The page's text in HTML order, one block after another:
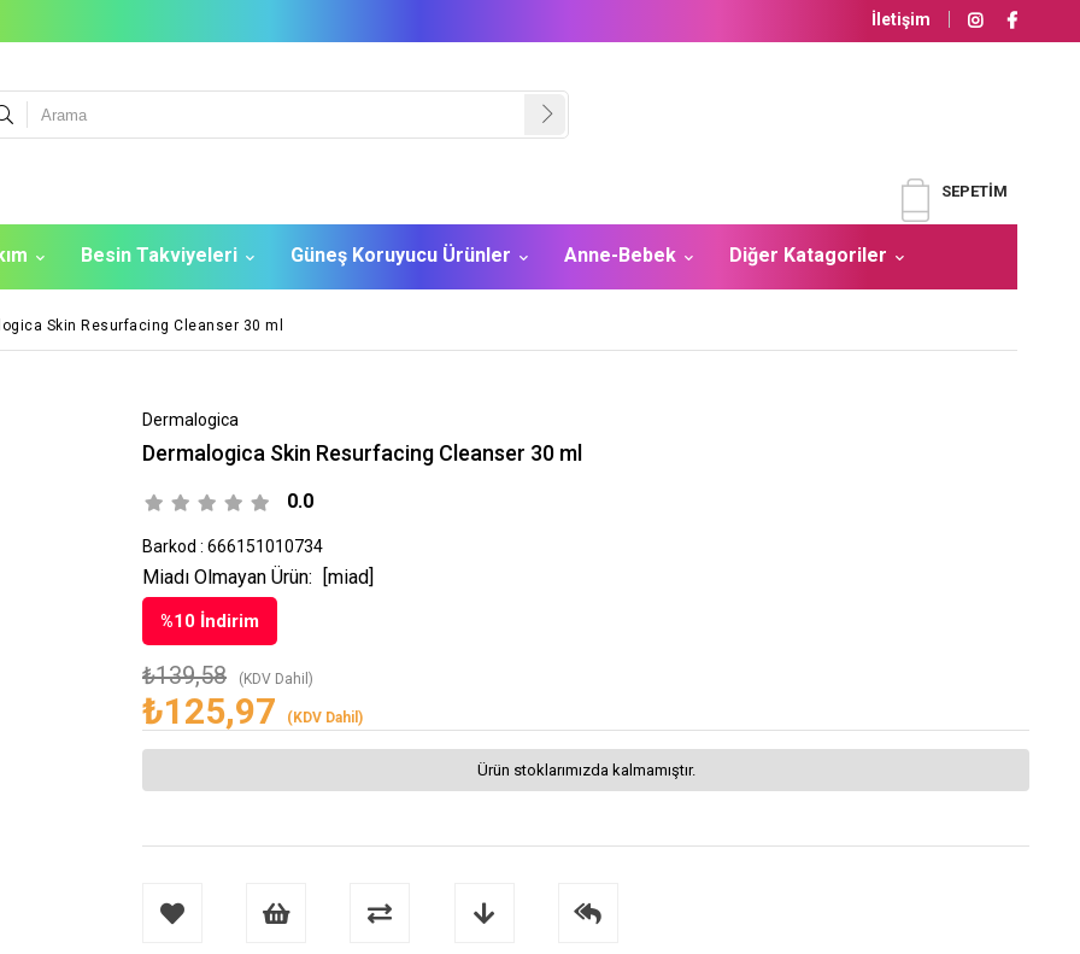
İletişim
SEPETIM
Besin Takviyeleri Güneş Koruyucu Ürünler Anne-Bebek Diğer Katagoriler
Skin Resurfacing Cleanser 30 ml
Dermalogica
Dermalogica Skin Resurfacing Cleanser 30 ml
0.0
Barkod : 666151010734
%10 İndirim
₺139,58 (KDV Dahil)
₺125,97 (KDV Dahil)
Miadı Olmayan Ürün: [miad]
Ürün stoklarımızda kalmamıştır.